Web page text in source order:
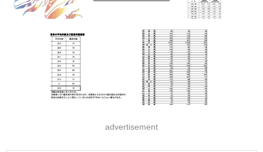
advertisement